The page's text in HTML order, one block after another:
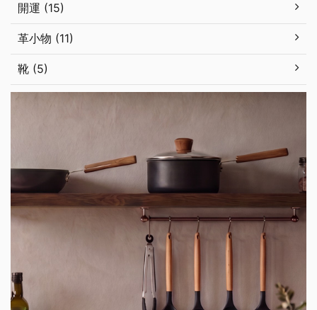
開運 (15)
革小物 (11)
靴 (5)